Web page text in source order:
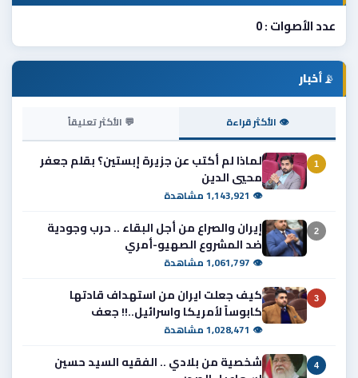
عدد الأصوات : 0
📡أخبار
👁 الأكثر قراءة 💬 الأكثر تعليقاً
1
لماذا لم أكتب عن جزيرة إبستين؟ بقلم جعفر
محيي الدين
👁 1,143,921 مشاهدة
2
إيران والصراع من أجل البقاء .. حرب وجودية
ضد المشروع الصهيو-أمري
👁 1,061,797 مشاهدة
3
كيف جعلت ايران من استهداف قادتها
كابوساً لأمريكا واسرائيل..!! جعف
👁 1,028,471 مشاهدة
4
شخصية من بلادي .. الفقيه السيد حسين